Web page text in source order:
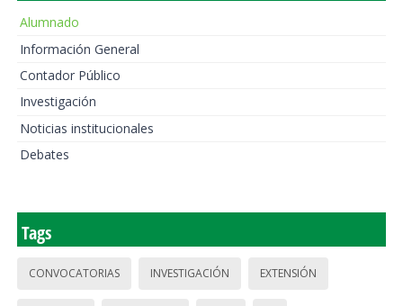
Alumnado
Información General
Contador Público
Investigación
Noticias institucionales
Debates
Tags
CONVOCATORIAS INVESTIGACIÓN EXTENSIÓN